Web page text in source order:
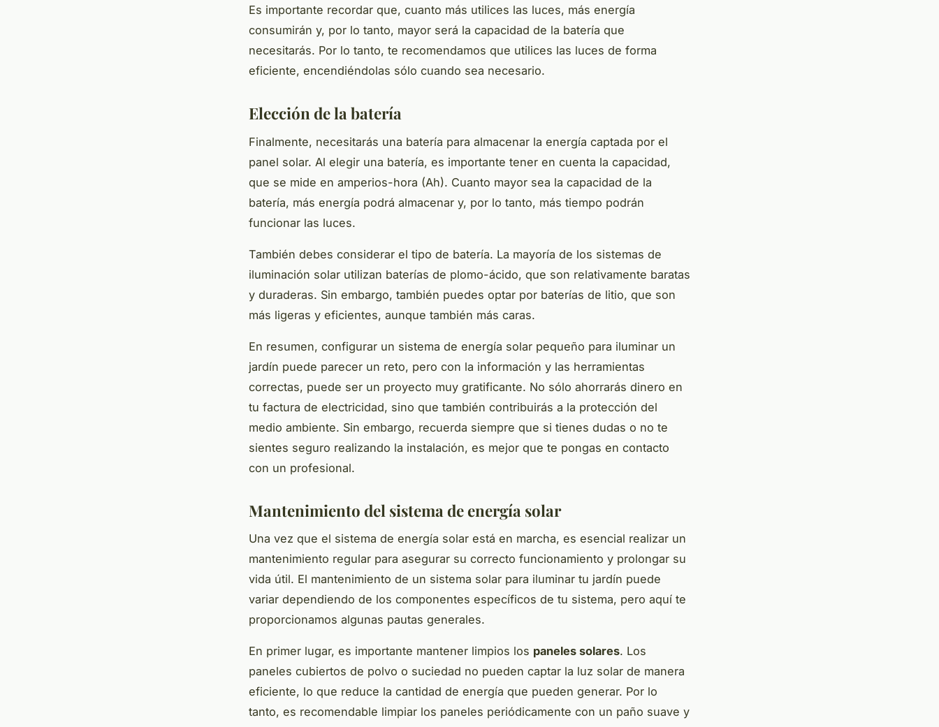
Es importante recordar que, cuanto más utilices las luces, más energía
consumirán y, por lo tanto, mayor será la capacidad de la batería que
necesitarás. Por lo tanto, te recomendamos que utilices las luces de forma
eficiente, encendiéndolas sólo cuando sea necesario.
Elección de la batería
Finalmente, necesitarás una batería para almacenar la energía captada por el
panel solar. Al elegir una batería, es importante tener en cuenta la capacidad,
que se mide en amperios-hora (Ah). Cuanto mayor sea la capacidad de la
batería, más energía podrá almacenar y, por lo tanto, más tiempo podrán
funcionar las luces.
También debes considerar el tipo de batería. La mayoría de los sistemas de
iluminación solar utilizan baterías de plomo-ácido, que son relativamente baratas
y duraderas. Sin embargo, también puedes optar por baterías de litio, que son
más ligeras y eficientes, aunque también más caras.
En resumen, configurar un sistema de energía solar pequeño para iluminar un
jardín puede parecer un reto, pero con la información y las herramientas
correctas, puede ser un proyecto muy gratificante. No sólo ahorrarás dinero en
tu factura de electricidad, sino que también contribuirás a la protección del
medio ambiente. Sin embargo, recuerda siempre que si tienes dudas o no te
sientes seguro realizando la instalación, es mejor que te pongas en contacto
con un profesional.
Mantenimiento del sistema de energía solar
Una vez que el sistema de energía solar está en marcha, es esencial realizar un
mantenimiento regular para asegurar su correcto funcionamiento y prolongar su
vida útil. El mantenimiento de un sistema solar para iluminar tu jardín puede
variar dependiendo de los componentes específicos de tu sistema, pero aquí te
proporcionamos algunas pautas generales.
En primer lugar, es importante mantener limpios los paneles solares. Los
paneles cubiertos de polvo o suciedad no pueden captar la luz solar de manera
eficiente, lo que reduce la cantidad de energía que pueden generar. Por lo
tanto, es recomendable limpiar los paneles periódicamente con un paño suave y